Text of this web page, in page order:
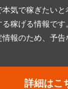
気で稼ぎたい
稼げる情報で
報のため、予
詳細はこ